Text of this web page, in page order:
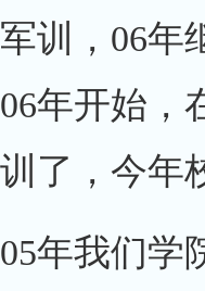
训，06
年开始
了，今年
我们学